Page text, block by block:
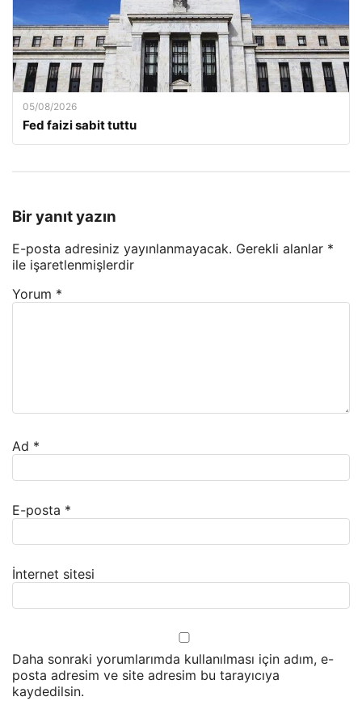
05/08/2026
Fed faizi sabit tuttu
Bir yanıt yazın
E-posta adresiniz yayınlanmayacak. Gerekli alanlar *
ile işaretlenmişlerdir
Yorum *
Ad *
E-posta *
İnternet sitesi
Daha sonraki yorumlarımda kullanılması için adım, e-
posta adresim ve site adresim bu tarayıcıya
kaydedilsin.